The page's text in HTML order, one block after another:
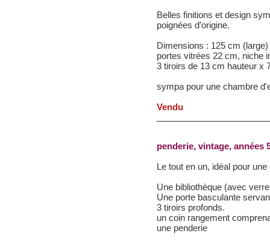
Belles finitions et design
poignées d'origine.
Dimensions : 125 cm
portes vitrées 22 cm, niche
3 tiroirs de 13 cm hauteur x
sympa pour une chambre
Vendu
penderie, vintage, années
Le tout en un, idéal pour
Une bibliothèque (avec
Une porte basculante
3 tiroirs profonds.
un coin rangement
une penderie